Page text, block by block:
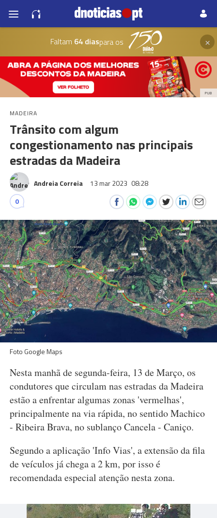
Faltam 64 diaspara os ×
PUB
MADEIRA
Trânsito com algum
congestionamento nas principais
estradas da Madeira
Andreia Correia 13 mar 2023 08:28
0
Foto Google Maps
Nesta manhã de segunda-feira, 13 de Março, os
condutores que circulam nas estradas da Madeira
estão a enfrentar algumas zonas 'vermelhas',
principalmente na via rápida, no sentido Machico
- Ribeira Brava, no sublanço Cancela - Caniço.
Segundo a aplicação 'Info Vias', a extensão da fila
de veículos já chega a 2 km, por isso é
recomendada especial atenção nesta zona.